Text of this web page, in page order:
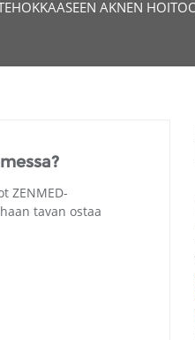
AKNEN
ZENMED-
tavan ostaa